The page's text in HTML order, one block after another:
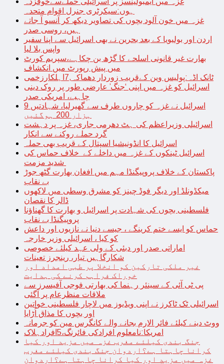
ہوں:سیکرٹری جنرل اقوام متحدہ
غزہ میں خون آلود بچوں کی تصاویر دیکھ کر آنسو آ جاتے
ہیں، روسی صدر
اردن اور بولیویا کے بعد بحرین نے بھی اسرائیل سے اپنا سفیر
واپس بلا لیا
بھارت غیر قانونی اسلحے کا گڑھ بن چکاہے،سپریم کورٹ
میں پیش رپورٹ میں انکشاف
ٹانک اڈہ:پولیس وین کےقریب زوردار دھماکہ,7اہلکارزخمی
اسرائیل کو غزہ میں اپنی ‘جنگ’ عارضی طور پر روک دینی
چاہیے، امریکی صدر
اسرائیل نے غزہ کو چاروں طرف سے گھیرلیا، شہادتیں 9
ہزار 200 ہوگئیں
اسرائیلی وزیراعظم کی ہٹ دھرمی جاری، غزہ پر دہشت
گرد حملے روکنے سے انکار
اسرائیل کا انڈونیشیا اسپتال کے قریب بھی حملہ
اسرائیل ٹینکوں کے غزہ میں داخلے کے خلاف حماس کی
پاکستان کے خلاف پروپیگنڈا مہم میں افغان بھارت گٹھ جوڑ
بے نقاب
میکڈونلڈ اور دیگر فوڈ چینز کو مشرق وسطی میں لاکھوں
ڈالر کا نقصان
فلسطینی بچوں کی شہادت پر اسرائیل و بھارت کا گھناؤنا
پروپیگنڈا بے نقاب
حماس کو ایسے ختم کرینگے ، جیسے دنیا نے نازیوں اور داعش
کو کیا ، اسرائیلی وزیر خارجہ
اماراتی صدر اور دبئی کے ولی عہد کیلئے خصوصی
شکارگاہیں تیار، رینجرز تعینات
غیر ملکی تارکین کو انخلا پر طبی امداد اور
خوراک فراہم کرنے کی ہدایت
پی ٹی آئی کے سینئر رہنما کی بھارتی فوجی آفیسرز سے
ملاقات منظرعام پر آگئی
اسرائیلی ٹک ٹاکرز نے اپنی ویڈیوز میں لاچار فلسطینی خواتین
اور بچوں کا مذاق اُڑایا
ووٹ دینے کیلئے فائر الارم بجانے والے کانگرس مین کو جرمانہ
امریکا:نامعلوم افرادکی فائرنگ،5افرادہلاک
جنگ بندی کیلئے مغرب غزہ میں مزید اور کیا
کرانا چاہتا ہے؟اردوان جنگ بندی کیلئے مغرب
غزہ میں مزید اور کیا کرانا چاہتا ہے؟اردوان